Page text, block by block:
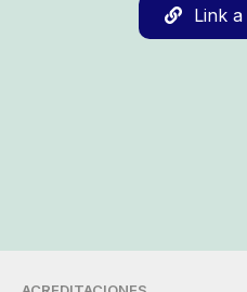
Link